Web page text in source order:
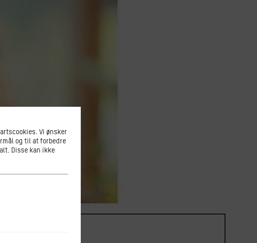
Vi ønsker
og til at forbedre
Disse kan ikke